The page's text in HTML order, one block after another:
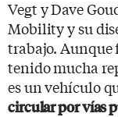
Vegt y Dave
Mobility y su
trabajo. Aunque
tenido mucha
es un vehículo
circular por vías